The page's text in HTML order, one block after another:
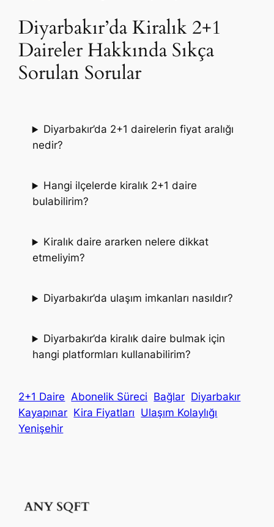
Diyarbakır’da Kiralık 2+1
Daireler Hakkında Sıkça
Sorulan Sorular
Diyarbakır’da 2+1 dairelerin fiyat aralığı
nedir?
Hangi ilçelerde kiralık 2+1 daire
bulabilirim?
Kiralık daire ararken nelere dikkat
etmeliyim?
Diyarbakır’da ulaşım imkanları nasıldır?
Diyarbakır’da kiralık daire bulmak için
hangi platformları kullanabilirim?
2+1 Daire Abonelik Süreci Bağlar Diyarbakır
Kayapınar Kira Fiyatları Ulaşım Kolaylığı
Yenişehir